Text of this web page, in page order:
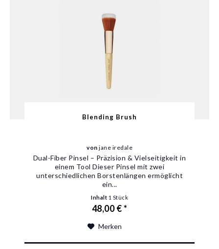
Blending Brush
vonjane iredale
Dual-Fiber Pinsel – Präzision & Vielseitigkeit in
einem Tool Dieser Pinsel mit zwei
unterschiedlichen Borstenlängen ermöglicht
ein...
Inhalt 1 Stück
48,00 € *
Merken